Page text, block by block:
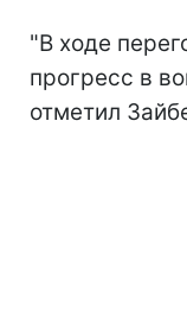
"В ходе
прогресс в
отметил